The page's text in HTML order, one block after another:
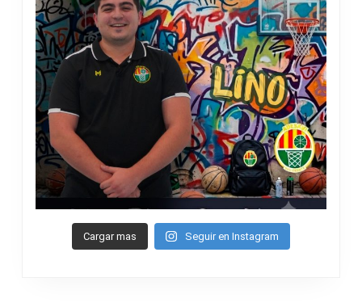
Cargar mas Seguir en Instagram